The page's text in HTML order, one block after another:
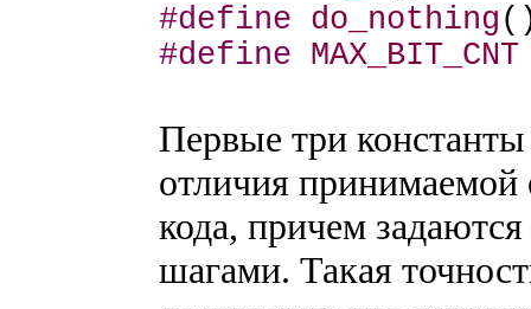
#define do_nothing
#define MAX_BIT_CNT
Первые три
отличия
кода, причем
шагами. Такая